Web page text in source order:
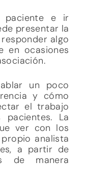
paciente e ir
presentar la
algo
en ocasiones
un poco
y cómo
el trabajo
La
ver con los
analista
a partir de
de manera